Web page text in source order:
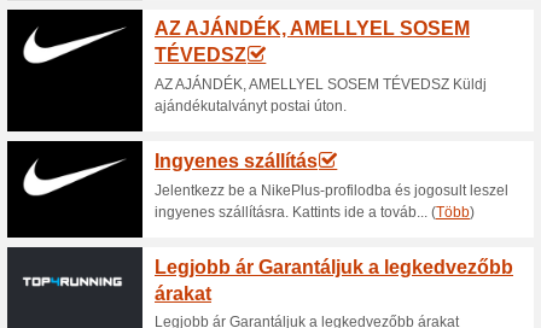
Tacticsport.hu webá
100% működött Akcio
A Tacticsport.hu
akcióban lévő kiválasztott